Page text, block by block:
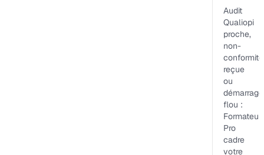
Audit
Qualiopi
proche,
non-
conformité
reçue
ou
démarrage
flou :
Formateur
Pro
cadre
votre